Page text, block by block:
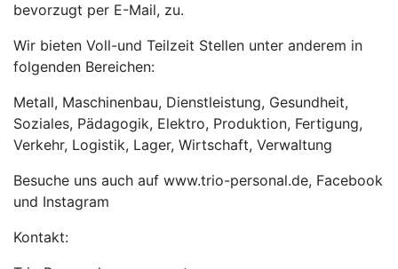
bevorzugt per E-Mail, zu.
Wir bieten Voll-und Teilzeit Stellen unter anderem in
folgenden Bereichen:
Metall, Maschinenbau, Dienstleistung, Gesundheit,
Soziales, Pädagogik, Elektro, Produktion, Fertigung,
Verkehr, Logistik, Lager, Wirtschaft, Verwaltung
Besuche uns auch auf www.trio-personal.de, Facebook
und Instagram
Kontakt: